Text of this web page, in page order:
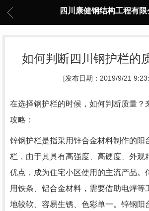
四川康健钢结构工程有限
如何判断四川钢护栏的
[发布日期：2019/9/21
在选择钢护栏的时候，如何判断质量？
攻略：
锌钢护栏是指采用锌合金材料制作的阳
栏，由于其具有高强度、高硬度、外观
优点，成为住宅小区使用的主流产品。
用铁条、铝合金材料，需要借助电焊等
地较软、容易生锈、色彩单一。锌钢阳